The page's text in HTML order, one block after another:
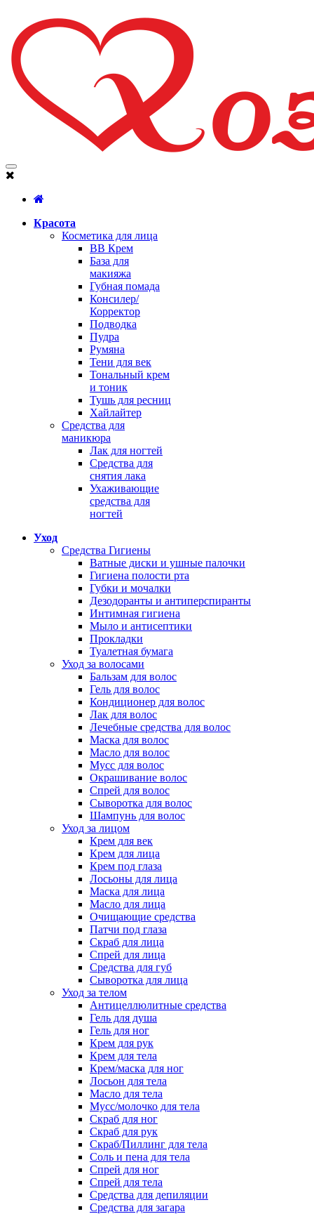
Красота
Косметика для лица
BB Крем
База для
макияжа
Губная помада
Консилер/
Корректор
Подводка
Пудра
Румяна
Тени для век
Тональный крем
и тоник
Тушь для ресниц
Хайлайтер
Средства для
маникюра
Лак для ногтей
Средства для
снятия лака
Ухаживающие
средства для
ногтей
Уход
Средства Гигиены
Ватные диски и ушные палочки
Гигиена полости рта
Губки и мочалки
Дезодоранты и антиперспиранты
Интимная гигиена
Мыло и антисептики
Прокладки
Туалетная бумага
Уход за волосами
Бальзам для волос
Гель для волос
Кондиционер для волос
Лак для волос
Лечебные средства для волос
Маска для волос
Масло для волос
Мусс для волос
Окрашивание волос
Спрей для волос
Сыворотка для волос
Шампунь для волос
Уход за лицом
Крем для век
Крем для лица
Крем под глаза
Лосьоны для лица
Маска для лица
Масло для лица
Очищающие средства
Патчи под глаза
Скраб для лица
Спрей для лица
Средства для губ
Сыворотка для лица
Уход за телом
Антицеллюлитные средства
Гель для душа
Гель для ног
Крем для рук
Крем для тела
Крем/маска для ног
Лосьон для тела
Масло для тела
Мусс/молочко для тела
Скраб для ног
Скраб для рук
Скраб/Пиллинг для тела
Соль и пена для тела
Спрей для ног
Спрей для тела
Средства для депиляции
Средства для загара